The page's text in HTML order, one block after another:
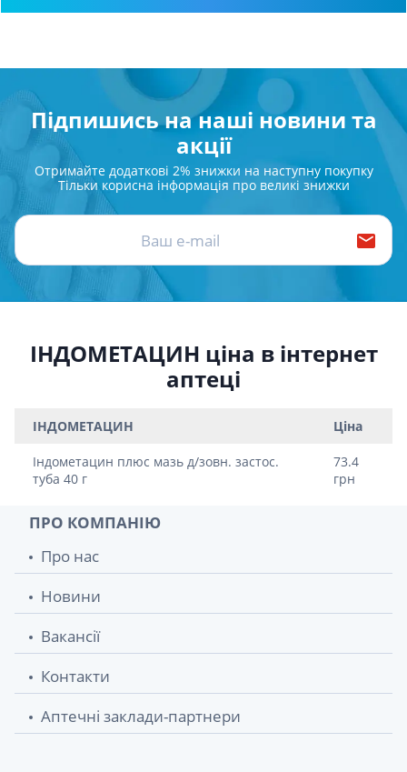
Підпишись на наші новини та
акції
Отримайте додаткові 2% знижки на наступну покупку
Тільки корисна інформація про великі знижки
ІНДОМЕТАЦИН ціна в інтернет
аптеці
ІНДОМЕТАЦИН Ціна
Iндометацин плюс мазь д/зовн. застос.
туба 40 г
73.4
грн
ПРО КОМПАНІЮ
Про нас
Новини
Вакансії
Контакти
Аптечні заклади-партнери